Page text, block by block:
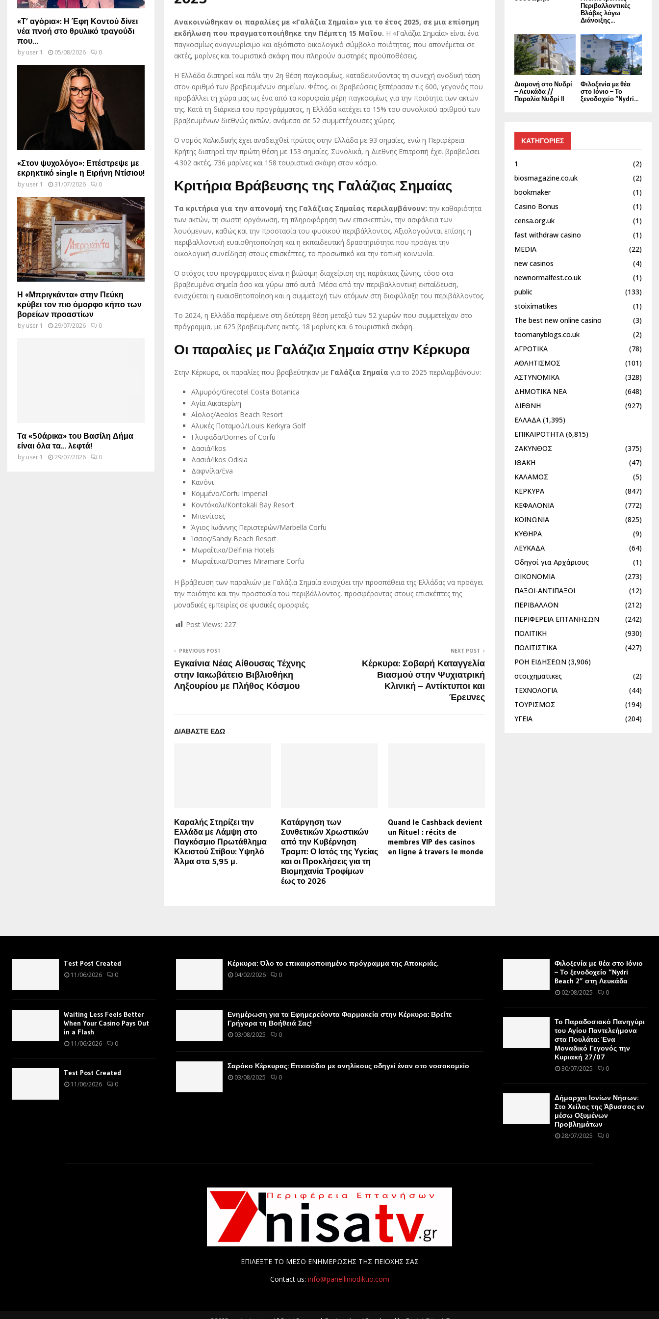
Ανακοινώθηκαν οι παραλίες με «Γαλάζια Σημαία» για το έτος 2025, σε μια επίσημη
εκδήλωση που πραγματοποιήθηκε την Πέμπτη 15 Μαΐου. Η «Γαλάζια Σημαία» είναι ένα
παγκοσμίως αναγνωρίσιμο και αξιόπιστο οικολογικό σύμβολο ποιότητας, που απονέμεται σε
ακτές, μαρίνες και τουριστικά σκάφη που πληρούν αυστηρές προϋποθέσεις.
Η Ελλάδα διατηρεί και πάλι την 2η θέση παγκοσμίως, καταδεικνύοντας τη συνεχή ανοδική τάση
στον αριθμό των βραβευμένων σημείων. Φέτος, οι βραβεύσεις ξεπέρασαν τις 600, γεγονός που
προβάλλει τη χώρα μας ως ένα από τα κορυφαία μέρη παγκοσμίως για την ποιότητα των ακτών
της. Κατά τη διάρκεια του προγράμματος, η Ελλάδα κατέχει το 15% του συνολικού αριθμού των
βραβευμένων διεθνώς ακτών, ανάμεσα σε 52 συμμετέχουσες χώρες.
Ο νομός Χαλκιδικής έχει αναδειχθεί πρώτος στην Ελλάδα με 93 σημαίες, ενώ η Περιφέρεια
Κρήτης διατηρεί την πρώτη θέση με 153 σημαίες. Συνολικά, η Διεθνής Επιτροπή έχει βραβεύσει
4.302 ακτές, 736 μαρίνες και 158 τουριστικά σκάφη στον κόσμο.
Κριτήρια Βράβευσης της Γαλάζιας Σημαίας
Τα κριτήρια για την απονομή της Γαλάζιας Σημαίας περιλαμβάνουν: την καθαριότητα
των ακτών, τη σωστή οργάνωση, τη πληροφόρηση των επισκεπτών, την ασφάλεια των
λουόμενων, καθώς και την προστασία του φυσικού περιβάλλοντος. Αξιολογούνται επίσης η
περιβαλλοντική ευαισθητοποίηση και η εκπαιδευτική δραστηριότητα που προάγει την
οικολογική συνείδηση στους επισκέπτες, το προσωπικό και την τοπική κοινωνία.
Ο στόχος του προγράμματος είναι η βιώσιμη διαχείριση της παράκτιας ζώνης, τόσο στα
βραβευμένα σημεία όσο και γύρω από αυτά. Μέσα από την περιβαλλοντική εκπαίδευση,
ενισχύεται η ευαισθητοποίηση και η συμμετοχή των ατόμων στη διαφύλαξη του περιβάλλοντος.
Το 2024, η Ελλάδα παρέμεινε στη δεύτερη θέση μεταξύ των 52 χωρών που συμμετείχαν στο
πρόγραμμα, με 625 βραβευμένες ακτές, 18 μαρίνες και 6 τουριστικά σκάφη.
Οι παραλίες με Γαλάζια Σημαία στην Κέρκυρα
Στην Κέρκυρα, οι παραλίες που βραβεύτηκαν με Γαλάζια Σημαία για το 2025 περιλαμβάνουν:
Αλμυρός/Grecotel Costa Botanica
Αγία Αικατερίνη
Αίολος/Aeolos Beach Resort
Αλυκές Ποταμού/Louis Kerkyra Golf
Γλυφάδα/Domes of Corfu
Δασιά/Ikos
Δασιά/Ikos Odisia
Δαφνίλα/Eva
Κανόνι
Κομμένο/Corfu Imperial
Κοντόκαλι/Kontokali Bay Resort
Μπενίτσες
Άγιος Ιωάννης Περιστερών/Marbella Corfu
Ίσσος/Sandy Beach Resort
Μωραΐτικα/Delfinia Hotels
Μωραΐτικα/Domes Miramare Corfu
Η βράβευση των παραλιών με Γαλάζια Σημαία ενισχύει την προσπάθεια της Ελλάδας να προάγει
την ποιότητα και την προστασία του περιβάλλοντος, προσφέροντας στους επισκέπτες της
μοναδικές εμπειρίες σε φυσικές ομορφιές.
Post Views: 227
PREVIOUS POST
Εγκαίνια Νέας Αίθουσας Τέχνης
στην Ιακωβάτειο Βιβλιοθήκη
Ληξουρίου με Πλήθος Κόσμου
NEXT POST
Κέρκυρα: Σοβαρή Καταγγελία
Βιασμού στην Ψυχιατρική
Κλινική – Αντίκτυποι και
Έρευνες
ΔΙΑΒΑΣΤΕ ΕΔΩ
Καραλής Στηρίζει την
Ελλάδα με Λάμψη στο
Παγκόσμιο Πρωτάθλημα
Κλειστού Στίβου: Υψηλό
Άλμα στα 5,95 μ.
Κατάργηση των
Συνθετικών Χρωστικών
από την Κυβέρνηση
Τραμπ: Ο Ιστός της Υγείας
και οι Προκλήσεις για τη
Βιομηχανία Τροφίμων
έως το 2026
Quand le Cashback devient
un Rituel : récits de
membres VIP des casinos
en ligne à travers le monde
«Τ’ αγόρια»: Η Έφη Κοντού δίνει
νέα πνοή στο θρυλικό τραγούδι
που...
by user 1 05/08/2026 0
«Στον ψυχολόγο»: Επέστρεψε με
εκρηκτικό single η Ειρήνη Ντίσιου!
by user 1 31/07/2026 0
Η «Μπριγκάντα» στην Πεύκη
κρύβει τον πιο όμορφο κήπο των
βορείων προαστίων
by user 1 29/07/2026 0
Τα «50άρικα» του Βασίλη Δήμα
είναι όλα τα… λεφτά!
by user 1 29/07/2026 0
Περιβαλλοντικές
Βλάβες λόγω
Διάνοιξης...
Διαμονή στο Νυδρί
– Λευκάδα //
Παραλία Νυδρί II
Φιλοξενία με θέα
στο Ιόνιο – Το
ξενοδοχείο “Nydri...
ΚΑΤΗΓΟΡΙΕΣ
1
(2)
biosmagazine.co.uk
(2)
bookmaker
(1)
Casino Bonus
(1)
censa.org.uk
(1)
fast withdraw casino
(1)
MEDIA
(22)
new casinos
(4)
newnormalfest.co.uk
(1)
public
(133)
stoiximatikes
(1)
The best new online casino
(3)
toomanyblogs.co.uk
(2)
ΑΓΡΟΤΙΚΑ
(78)
ΑΘΛΗΤΙΣΜΟΣ
(101)
ΑΣΤΥΝΟΜΙΚΑ
(328)
ΔΗΜΟΤΙΚΑ ΝΕΑ
(648)
ΔΙΕΘΝΗ
(927)
ΕΛΛΑΔΑ (1,395)
ΕΠΙΚΑΙΡΟΤΗΤΑ (6,815)
ΖΑΚΥΝΘΟΣ
(375)
ΙΘΑΚΗ
(47)
ΚΑΛΑΜΟΣ
(5)
ΚΕΡΚΥΡΑ
(847)
ΚΕΦΑΛΟΝΙΑ
(772)
ΚΟΙΝΩΝΙΑ
(825)
ΚΥΘΗΡΑ
(9)
ΛΕΥΚΑΔΑ
(64)
Οδηγοί για Αρχάριους
(1)
ΟΙΚΟΝΟΜΙΑ
(273)
ΠΑΞΟΙ-ΑΝΤΙΠΑΞΟΙ
(12)
ΠΕΡΙΒΑΛΛΟΝ
(212)
ΠΕΡΙΦΕΡΕΙΑ ΕΠΤΑΝΗΣΩΝ
(242)
ΠΟΛΙΤΙΚΗ
(930)
ΠΟΛΙΤΙΣΤΙΚΑ
(427)
ΡΟΗ ΕΙΔΗΣΕΩΝ (3,906)
στοιχηματικες
(2)
ΤΕΧΝΟΛΟΓΙΑ
(44)
ΤΟΥΡΙΣΜΟΣ
(194)
ΥΓΕΙΑ
(204)
Test Post Created
11/06/2026 0
Waiting Less Feels Better
When Your Casino Pays Out
in a Flash
11/06/2026 0
Test Post Created
11/06/2026 0
Κέρκυρα: Όλο το επικαιροποιημένο πρόγραμμα της Αποκριάς.
04/02/2026 0
Ενημέρωση για τα Εφημερεύοντα Φαρμακεία στην Κέρκυρα: Βρείτε
Γρήγορα τη Βοήθειά Σας!
03/08/2025 0
Σαρόκο Κέρκυρας: Επεισόδιο με ανηλίκους οδηγεί έναν στο νοσοκομείο
03/08/2025 0
Φιλοξενία με θέα στο Ιόνιο
– Το ξενοδοχείο “Nydri
Beach 2” στη Λευκάδα
02/08/2025 0
Το Παραδοσιακό Πανηγύρι
του Αγίου Παντελεήμονα
στα Πουλάτα: Ένα
Μοναδικό Γεγονός την
Κυριακή 27/07
30/07/2025 0
Δήμαρχοι Ιονίων Νήσων:
Στο Χείλος της Άβυσσος εν
μέσω Οξυμένων
Προβλημάτων
28/07/2025 0
ΕΠΙΛΕΞΤΕ ΤΟ ΜΕΣΟ ΕΝΗΜΕΡΩΣΗΣ ΤΗΣ ΠΕΙΟΧΗΣ ΣΑΣ
Contact us: info@panelliniodiktio.com